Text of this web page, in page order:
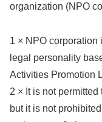
organization (NPO
1 × NPO corporation
legal personality
Activities Promotion
2 × It is not
but it is not